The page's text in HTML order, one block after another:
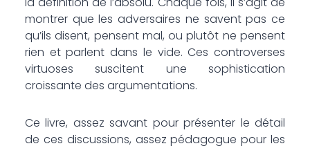
montrer que les adversaires ne savent pas ce
qu’ils disent, pensent mal, ou plutôt ne pensent
rien et parlent dans le vide. Ces controverses
virtuoses suscitent une sophistication
croissante des argumentations.
Ce livre, assez savant pour présenter le détail
de ces discussions, assez pédagogue pour les